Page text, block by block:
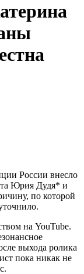
России внесло
Юрия Дудя* и
по которой
на YouTube.
выхода ролика
пока никак не